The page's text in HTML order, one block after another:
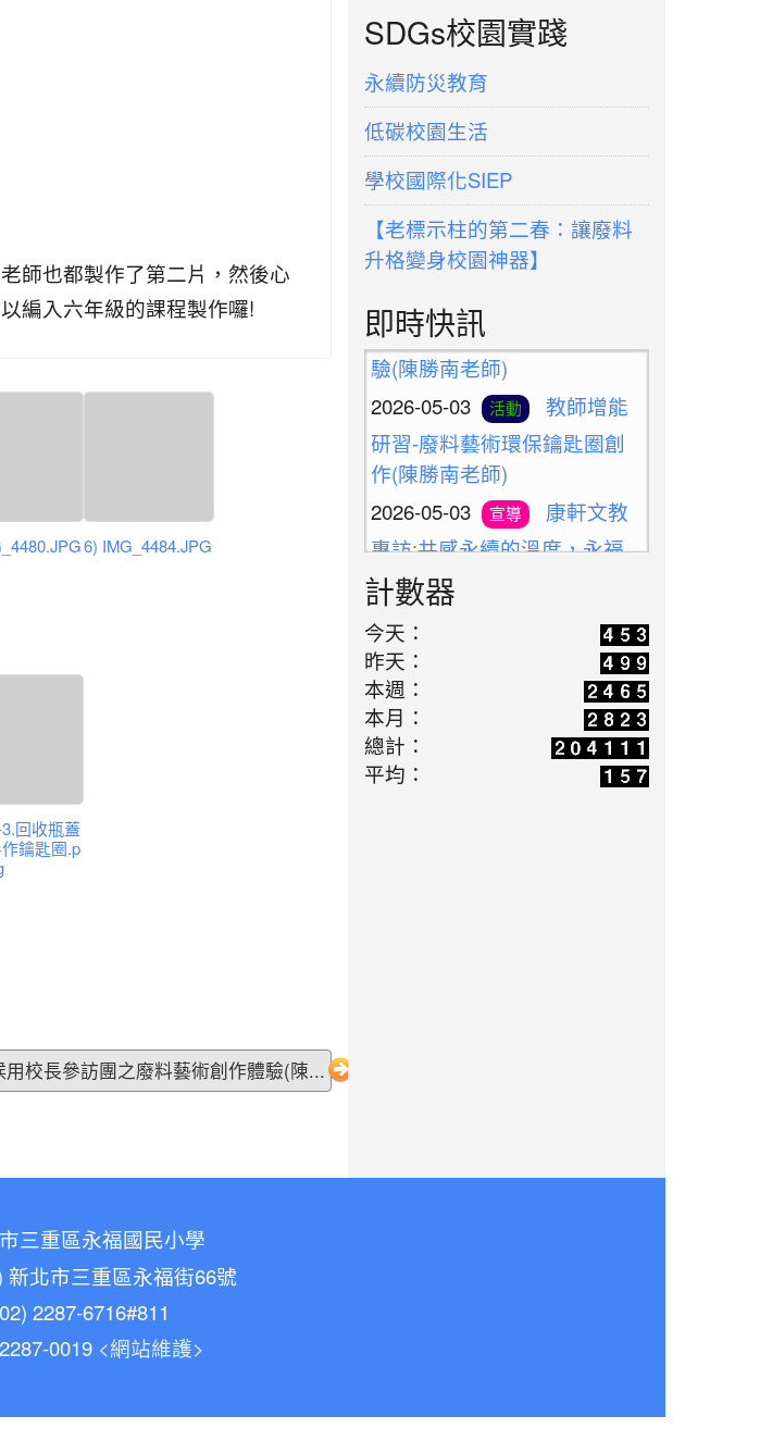
師也都製作了第二片，然後心
編入六年級的課程製作囉!
6) IMG_4484.JPG
回收瓶蓋
鑰匙圈.p
用校長參訪團之廢料藝術創作體驗(陳...
SDGs校園實踐
永續防災教育
低碳校園生活
學校國際化SIEP
【老標示柱的第二春：讓廢料
升格變身校園神器】
即時快訊
2026-05-10
校長參訪團之廢料藝術創作體
驗(陳勝南老師)
2026-05-03 活動
研習-廢料藝術環保鑰匙圈創
作(陳勝南老師)
2026-05-03 宣導
專訪:共感永續的溫度，永福
國小與孩子一同雕琢未來的模
樣(陳勝南老師)
2026-04-14
老標示柱
的第二春：讓廢料升格變身雨
天便利巧物
2026-03-16
歡迎光臨
解憂百貨公司(施婷婷老師)
計數器
今天：
昨天：
本週：
本月：
總計：
平均：
三重區永福國民小學
新北市三重區永福街66號
2287-6716#811
0019 <網站維護>